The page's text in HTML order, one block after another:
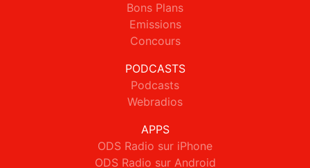
Bons Plans
Emissions
Concours
PODCASTS
Podcasts
Webradios
APPS
ODS Radio sur iPhone
ODS Radio sur Android